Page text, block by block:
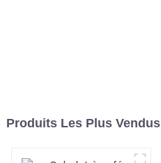
Produits Les Plus Vendus